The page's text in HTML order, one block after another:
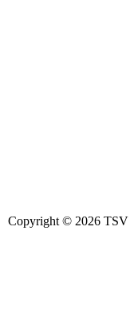
Copyright © 2026 TSV